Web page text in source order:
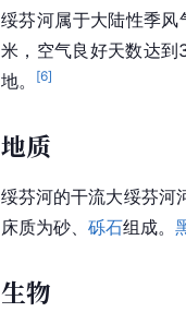
绥芬河属于大陆性季
米，空气良好天数达
地。
[6]
地质
绥芬河的干流大绥芬河
床质为砂、 砾石组成。
生物